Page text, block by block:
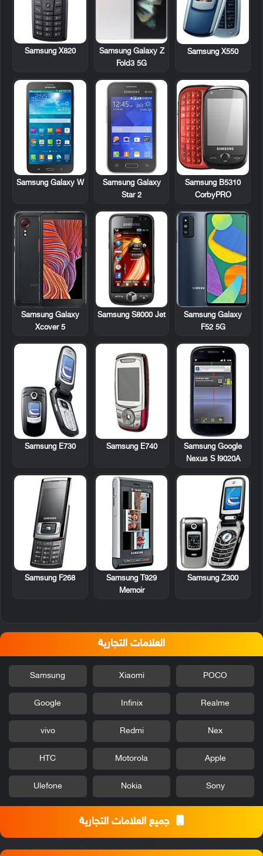
Samsung X550
Samsung Galaxy Z
Fold3 5G
Samsung X820
Samsung B5310
CorbyPRO
Samsung Galaxy
Star 2
Samsung Galaxy W
Samsung Galaxy
F52 5G
Samsung S8000 Jet
Samsung Galaxy
Xcover 5
Samsung Google
Nexus S I9020A
Samsung E740
Samsung E730
Samsung Z300
Samsung T929
Memoir
Samsung F268
العلامات التجارية
POCO
Xiaomi
Samsung
Realme
Infinix
Google
Nex
Redmi
vivo
Apple
Motorola
HTC
Sony
Nokia
Ulefone
جميع العلامات التجارية